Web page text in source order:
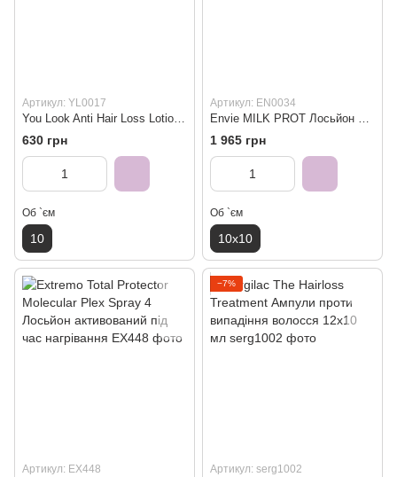
Артикул: YL0017
You Look Anti Hair Loss Lotion лосьйон проти випадіння волосся 10x10 мл
630 грн
Об `єм
10
Артикул: EN0034
Envie MILK PROT Лосьйон олігомінералізація 10x10 мл
1 965 грн
Об `єм
10x10
Артикул: EX448
−7%
Артикул: serg1002